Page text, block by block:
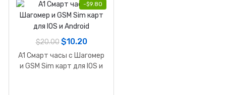
-$9.80
$20.00 $10.20
A1 Смарт часы с Шагомер
и GSM Sim карт для IOS и